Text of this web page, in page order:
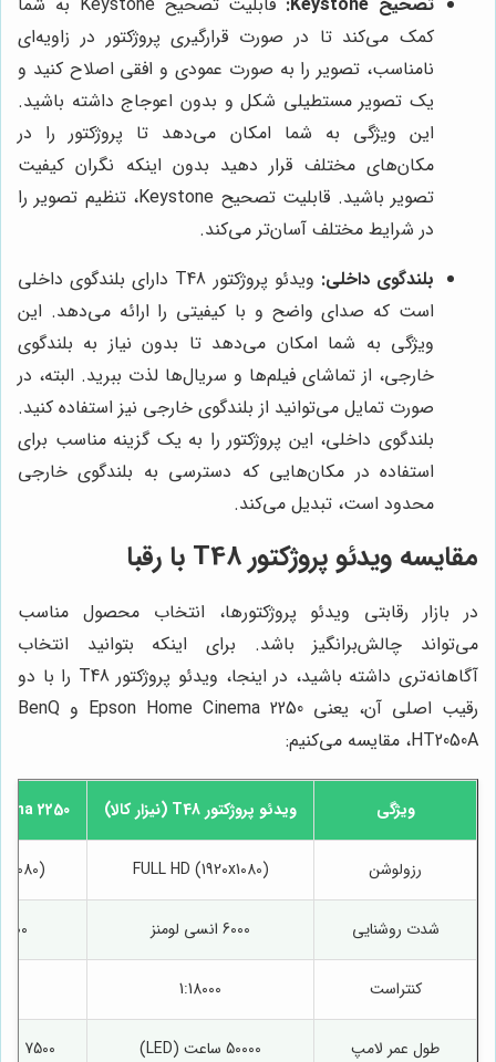
کمک می‌کند تا در صورت قرارگیری پروژکتور در زاویه‌ای
نامناسب، تصویر را به صورت عمودی و افقی اصلاح کنید و
یک تصویر مستطیلی شکل و بدون اعوجاج داشته باشید.
این ویژگی به شما امکان می‌دهد تا پروژکتور را در
مکان‌های مختلف قرار دهید بدون اینکه نگران کیفیت
تصویر باشید. قابلیت تصحیح Keystone، تنظیم تصویر را
در شرایط مختلف آسان‌تر می‌کند.
بلندگوی داخلی:
ویدئو پروژکتور T48 دارای بلندگوی داخلی
است که صدای واضح و با کیفیتی را ارائه می‌دهد. این
ویژگی به شما امکان می‌دهد تا بدون نیاز به بلندگوی
خارجی، از تماشای فیلم‌ها و سریال‌ها لذت ببرید. البته، در
صورت تمایل می‌توانید از بلندگوی خارجی نیز استفاده کنید.
بلندگوی داخلی، این پروژکتور را به یک گزینه مناسب برای
استفاده در مکان‌هایی که دسترسی به بلندگوی خارجی
محدود است، تبدیل می‌کند.
مقایسه ویدئو پروژکتور T48 با رقبا
در بازار رقابتی ویدئو پروژکتورها، انتخاب محصول مناسب
می‌تواند چالش‌برانگیز باشد. برای اینکه بتوانید انتخاب
آگاهانه‌تری داشته باشید، در اینجا، ویدئو پروژکتور T48 را با دو
رقیب اصلی آن، یعنی Epson Home Cinema 2250 و BenQ
HT2050A، مقایسه می‌کنیم:
ویژگی ویدئو پروژکتور T48 ( نیزار کالا)
2250
رزولوشن FULL HD (1920x1080)
شدت روشنایی 6000 انسی لومنز 2700 انسی
کنتراست 1:18000
طول عمر لامپ 50000 ساعت (LED) 7500 ساعت (لامپ UHP)